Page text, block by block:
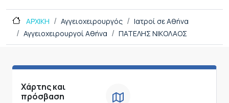
ΑΡΧΙΚΗ Αγγειοχειρουργός
Ιατροί σε Αθήνα
Αγγειοχειρουργοί Αθήνα
ΠΑΤΕΛΗΣ ΝΙΚΟΛΑΟΣ
Χάρτης και
πρόσβαση